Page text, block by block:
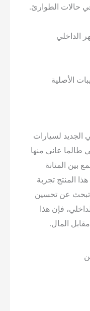
منها
هذا